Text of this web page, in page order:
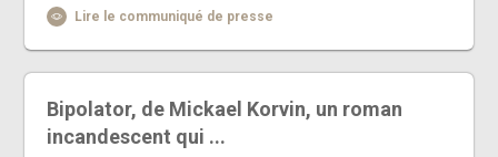
Lire le communiqué de presse
Bipolator, de Mickael Korvin, un roman
incandescent qui ...